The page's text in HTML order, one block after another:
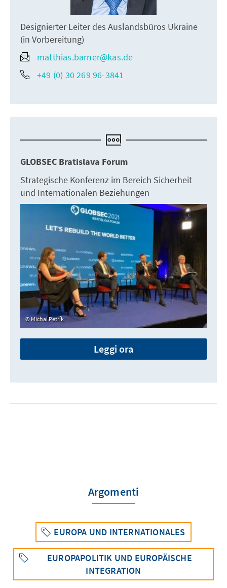
Designierter Leiter des Auslandsbüros Ukraine
(in Vorbereitung)
matthias.barner@kas.de
+49 (0) 30 269 96-3841
GLOBSEC Bratislava Forum
Strategische Konferenz im Bereich Sicherheit
und Internationalen Beziehungen
Michal Petrík
Leggi ora
Argomenti
EUROPA UND INTERNATIONALES
EUROPAPOLITIK UND EUROPÄISCHE
INTEGRATION